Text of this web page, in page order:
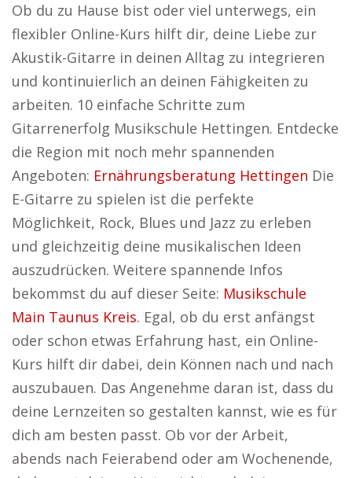
Ob du zu Hause bist oder viel unterwegs, ein
flexibler Online-Kurs hilft dir, deine Liebe zur
Akustik-Gitarre in deinen Alltag zu integrieren
und kontinuierlich an deinen Fähigkeiten zu
arbeiten. 10 einfache Schritte zum
Gitarrenerfolg Musikschule Hettingen. Entdecke
die Region mit noch mehr spannenden
Angeboten: Ernährungsberatung Hettingen Die
E-Gitarre zu spielen ist die perfekte
Möglichkeit, Rock, Blues und Jazz zu erleben
und gleichzeitig deine musikalischen Ideen
auszudrücken. Weitere spannende Infos
bekommst du auf dieser Seite: Musikschule
Main Taunus Kreis. Egal, ob du erst anfängst
oder schon etwas Erfahrung hast, ein Online-
Kurs hilft dir dabei, dein Können nach und nach
auszubauen. Das Angenehme daran ist, dass du
deine Lernzeiten so gestalten kannst, wie es für
dich am besten passt. Ob vor der Arbeit,
abends nach Feierabend oder am Wochenende,